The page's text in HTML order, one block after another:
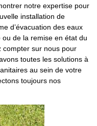
notre expertise pour
installation de
d’évacuation des eaux
ou de la remise en état du
compter sur nous pour
toutes les solutions à
au sein de votre
toujours nos